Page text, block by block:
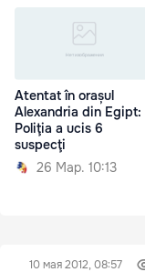
Atentat în orașul
Alexandria din Egipt:
Poliţia a ucis 6
suspecţi
26 Мар. 10:13
10 мая 2012, 08:57